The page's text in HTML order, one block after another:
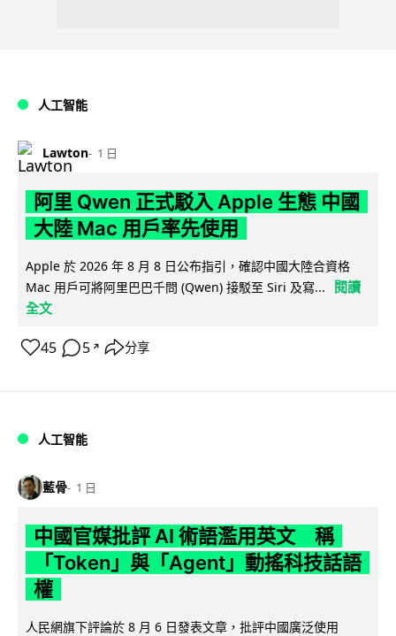
人工智能
Lawton 1 日
阿里 Qwen 正式駁入 Apple 生態 中國
大陸 Mac 用戶率先使用
Apple 於 2026 年 8 月 8 日公布指引，確認中國大陸合資格
Mac 用戶可將阿里巴巴千問 (Qwen) 接駁至 Siri 及寫...
閱讀
全文
45 5 ↗ 分享
人工智能
藍骨 1 日
中國官媒批評 AI 術語濫用英文 稱
「Token」與「Agent」動搖科技話語
權
人民網旗下評論於 8 月 6 日發表文章，批評中國廣泛使用